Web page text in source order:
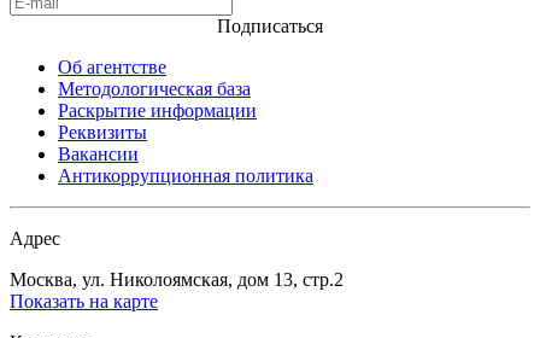
Подписаться
Об агентстве
Методологическая база
Раскрытие информации
Реквизиты
Вакансии
Антикоррупционная политика
Адрес
Москва, ул. Николоямская, дом 13, стр.2
Показать на карте